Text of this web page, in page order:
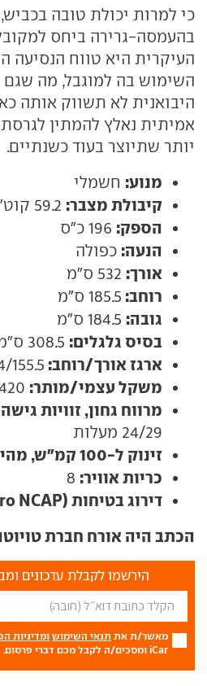
כי למרות יכולת טובה
בהעמסה-גרירה ביחס
העיקרית היא טווח הנסיעה
השימוש בה למוגבל, מה שגם
היבואנית לא תשווק אותה
אמיתית נאלץ להמתין
יותר שתיוצר בעוד כשנתיים.
מנוע: חשמלי
קיבולת מצבר:
הספק:
הנעה: כפולה
אורך:
רוחב: 185.5 ס"מ
גובה:
בסיס גלגלים:
ארגז אורך/רוחב: 154/
משקל עצמי/מותר:
מרווח גחון, זוויות
24/29 מעלות
זינוק ל-100 קמ"ש, מהירות מרבית:
כריות אוויר:
דירוג בטיחות (Euro NCAP):
הכתב היה אורח חברת
הירשמו לקבלת עדכונים
מאשר/ת את תנאי השימוש ומדיניות
iCar ומסכים/ה לקבל מכם דברי פרסום.